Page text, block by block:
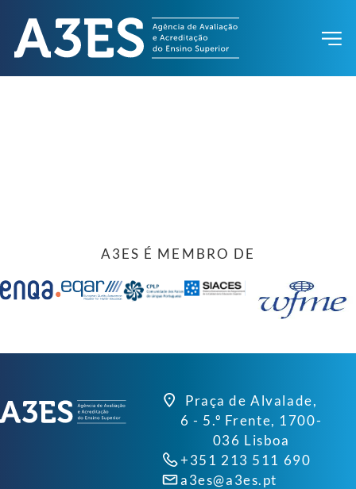
A3ES É MEMBRO DE
Praça de Alvalade,
6 - 5.º Frente, 1700-
036 Lisboa
+351 213 511 690
a3es@a3es.pt